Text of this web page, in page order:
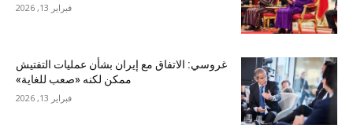
فبراير 13, 2026
غروسي: الاتفاق مع إيران بشأن عمليات التفتيش
ممكن لكنه «صعب للغاية»
فبراير 13, 2026